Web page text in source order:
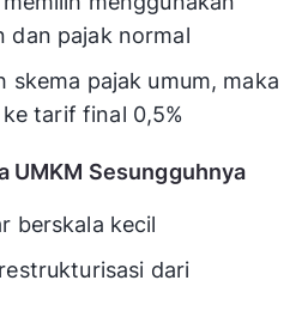
dan pajak normal
skema pajak umum, maka
tarif final 0,5%
UMKM Sesungguhnya
berskala kecil
dari